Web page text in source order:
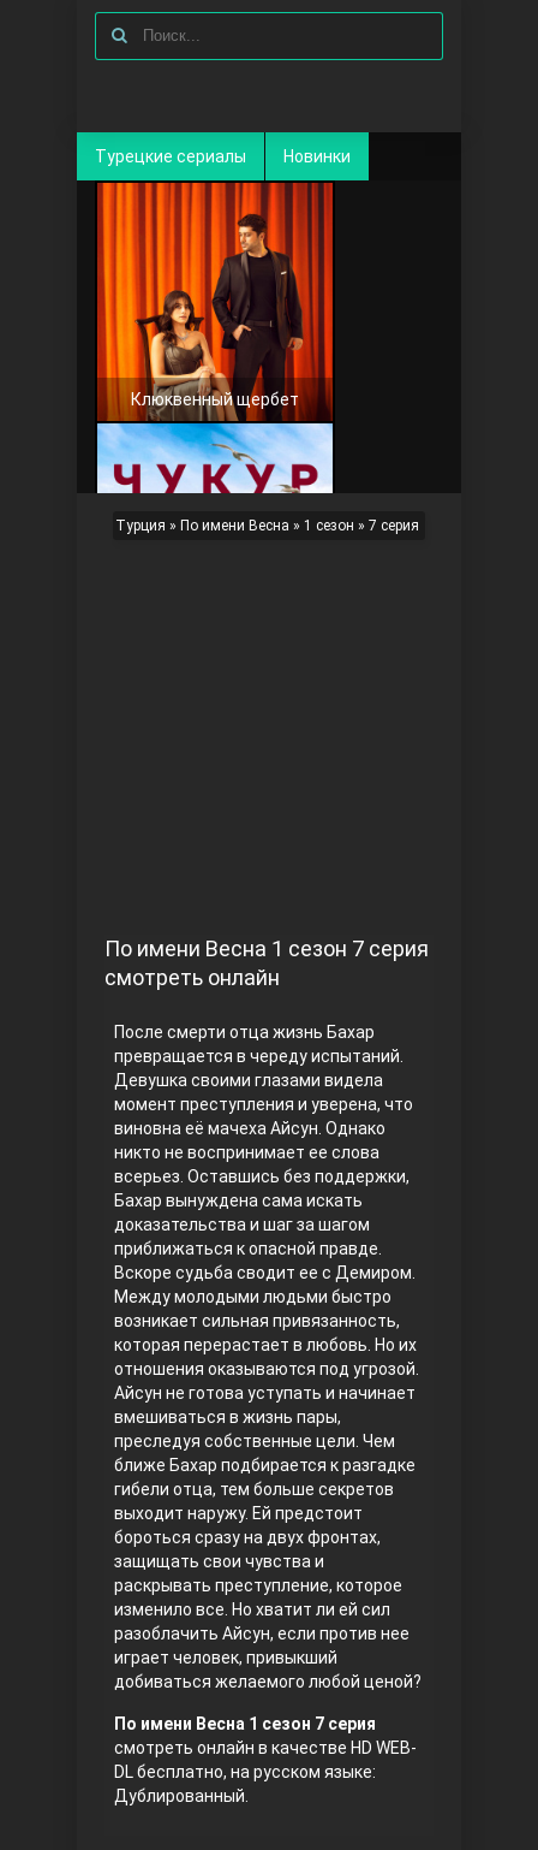
Турецкие сериалы Новинки
Клюквенный щербет
Правосyдие
Любовь напрокат
Воскресший Эртугрул
Турция » По имени Весна » 1 сезон » 7 серия
По имени Весна 1 сезон 7 серия
смотреть онлайн
После смерти отца жизнь Бахар
превращается в череду испытаний.
Девушка своими глазами видела
момент преступления и уверена, что
виновна её мачеха Айсун. Однако
никто не воспринимает ее слова
всерьез. Оставшись без поддержки,
Бахар вынуждена сама искать
доказательства и шаг за шагом
приближаться к опасной правде.
Вскоре судьба сводит ее с Демиром.
Между молодыми людьми быстро
возникает сильная привязанность,
которая перерастает в любовь. Но их
отношения оказываются под угрозой.
Айсун не готова уступать и начинает
вмешиваться в жизнь пары,
преследуя собственные цели. Чем
ближе Бахар подбирается к разгадке
гибели отца, тем больше секретов
выходит наружу. Ей предстоит
бороться сразу на двух фронтах,
защищать свои чувства и
раскрывать преступление, которое
изменило все. Но хватит ли ей сил
разоблачить Айсун, если против нее
играет человек, привыкший
добиваться желаемого любой ценой?
По имени Весна 1 сезон 7 серия
смотреть онлайн в качестве HD WEB-
DL бесплатно, на русском языке:
Дублированный.